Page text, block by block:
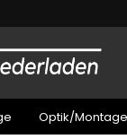
Optik/